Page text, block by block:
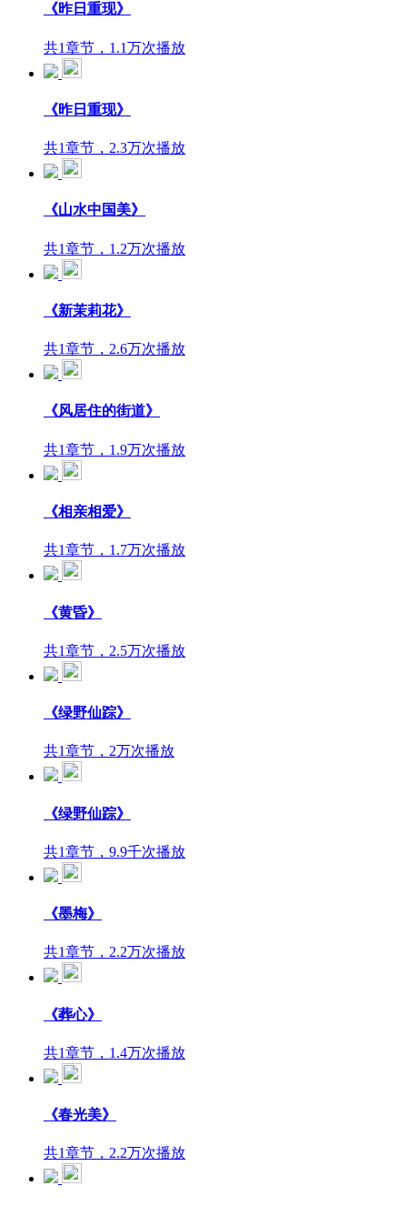
《昨日重现》
共1章节，1.1万次播放
《昨日重现》
共1章节，2.3万次播放
《山水中国美》
共1章节，1.2万次播放
《新茉莉花》
共1章节，2.6万次播放
《风居住的街道》
共1章节，1.9万次播放
《相亲相爱》
共1章节，1.7万次播放
《黄昏》
共1章节，2.5万次播放
《绿野仙踪》
共1章节，2万次播放
《绿野仙踪》
共1章节，9.9千次播放
《墨梅》
共1章节，2.2万次播放
《葬心》
共1章节，1.4万次播放
《春光美》
共1章节，2.2万次播放